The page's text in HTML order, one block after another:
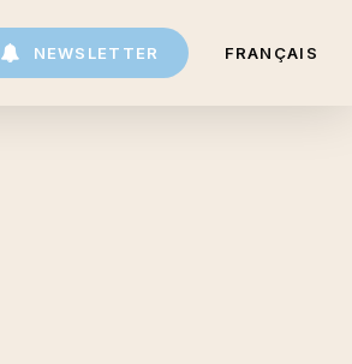
NEWSLETTER FRANÇAIS